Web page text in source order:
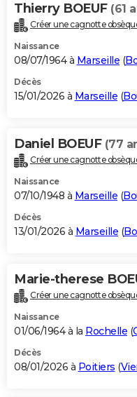
Thierry BOEUF (61
Créer une cagnotte
Naissance
08/07/1964 à Marseille (
Décès
15/01/2026 à Marseille (
Daniel BOEUF (77
Créer une cagnotte
Naissance
07/10/1948 à Marseille (
Décès
13/01/2026 à Marseille (
Marie-therese
Créer une cagnotte
Naissance
01/06/1964 à la Rochelle (
Décès
08/01/2026 à Poitiers (